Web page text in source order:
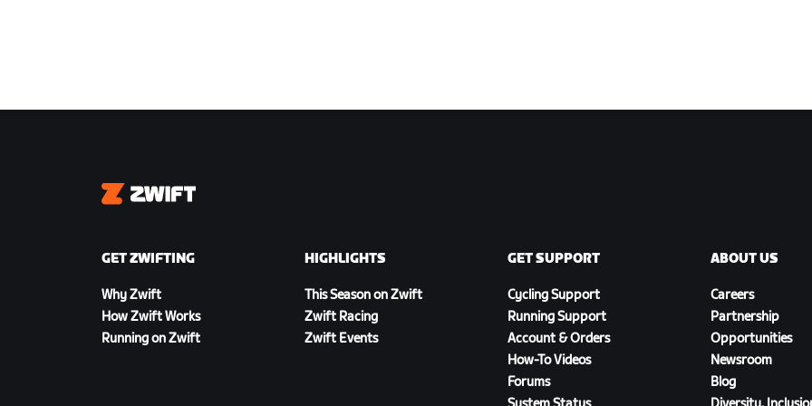
Zwift
GET ZWIFTING
Why Zwift
How Zwift Works
Running on Zwift
HIGHLIGHTS
This Season on Zwift
Zwift Racing
Zwift Events
GET SUPPORT
Cycling Support
Running Support
Account & Orders
How-To Videos
Forums
ABOUT US
Careers
Partnership
Opportunities
Newsroom
Blog